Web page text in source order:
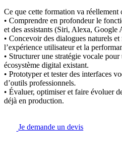
Ce que cette formation va réellement
• Comprendre en profondeur le
et des assistants (Siri, Alexa,
• Concevoir des dialogues naturels
l’expérience utilisateur et la
• Structurer une stratégie vocale
écosystème digital existant.
• Prototyper et tester des interfaces
d’outils professionnels.
• Évaluer, optimiser et faire évoluer
déjà en production.
Je demande un devis